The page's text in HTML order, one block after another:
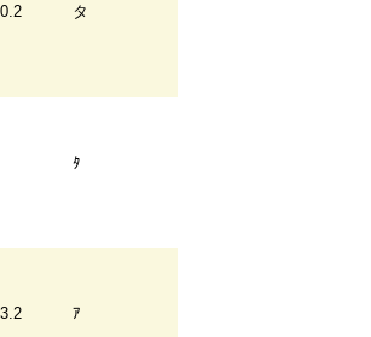
タ
ﾀ
ｱ